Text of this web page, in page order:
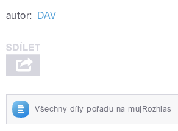
autor: DAV
Všechny díly pořadu na mujRozhlas